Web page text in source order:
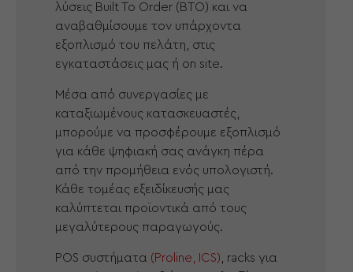
λύσεις Built To Order (BTO) και να
αναβαθμίσουμε τον υπάρχοντα
εξοπλισμό του πελάτη, στις
εγκαταστάσεις μας ή on site.
Μέσα από συνεργασίες με
καταξιωμένους κατασκευαστές,
μπορούμε να προσφέρουμε εξοπλισμό
για κάθε ψηφιακή σας ανάγκη πέρα
από την προμήθεια ενός υπολογιστή.
Κάθε τομέας εξειδίκευσής μας
καλύπτεται προϊοντικά από τους
μεγαλύτερους παραγωγούς.
POS συστήματα (Proline, ICS), racks για